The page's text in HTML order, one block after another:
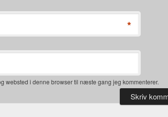
*
websted i denne browser til næste gang jeg kommenterer.